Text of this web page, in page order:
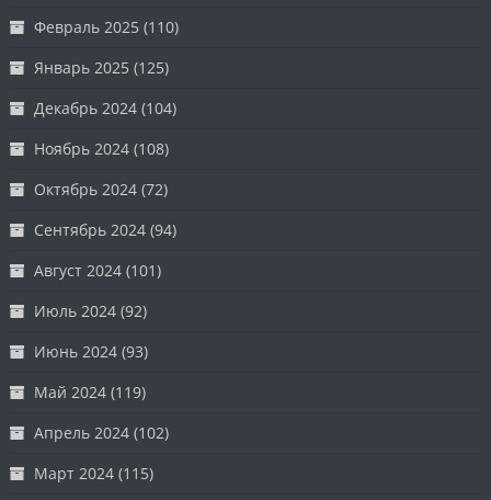
Февраль 2025 (110)
Январь 2025 (125)
Декабрь 2024 (104)
Ноябрь 2024 (108)
Октябрь 2024 (72)
Сентябрь 2024 (94)
Август 2024 (101)
Июль 2024 (92)
Июнь 2024 (93)
Май 2024 (119)
Апрель 2024 (102)
Март 2024 (115)